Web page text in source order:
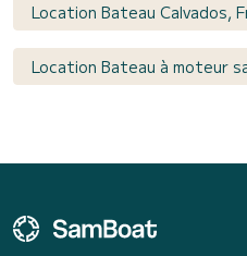
Location Bateau Calvados,
Location Bateau à moteur